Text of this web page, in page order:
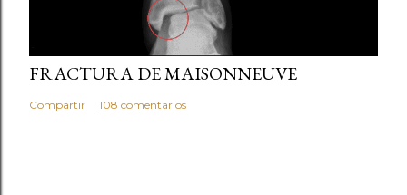
FRACTURA DE MAISONNEUVE
Compartir 108 comentarios